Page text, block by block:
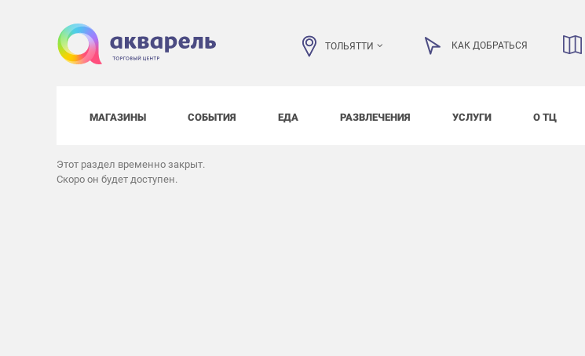
ТОЛЬЯТТИ КАК ДОБРАТЬСЯ
МАГАЗИНЫ СОБЫТИЯ ЕДА РАЗВЛЕЧЕНИЯ УСЛУГИ О ТЦ
Этот раздел временно закрыт.
Скоро он будет доступен.